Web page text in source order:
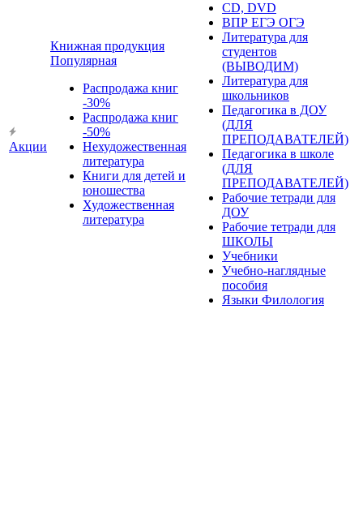
Акции
Книжная продукция
Популярная
Распродажа книг
-30%
Распродажа книг
-50%
Нехудожественная
литература
Книги для детей и
юношества
Художественная
литература
CD, DVD
ВПР ЕГЭ ОГЭ
Литература для
студентов
(ВЫВОДИМ)
Литература для
школьников
Педагогика в ДОУ
(ДЛЯ
ПРЕПОДАВАТЕЛЕЙ)
Педагогика в школе
(ДЛЯ
ПРЕПОДАВАТЕЛЕЙ)
Рабочие тетради для
ДОУ
Рабочие тетради для
ШКОЛЫ
Учебники
Учебно-наглядные
пособия
Языки Филология